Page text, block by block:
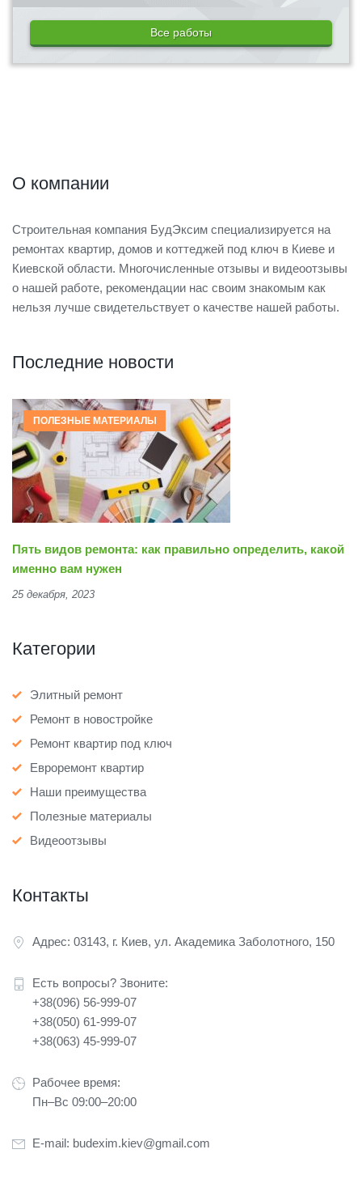
Все работы
О компании
Строительная компания БудЭксим специализируется на
ремонтах квартир, домов и коттеджей под ключ в Киеве и
Киевской области. Многочисленные отзывы и видеоотзывы
о нашей работе, рекомендации нас своим знакомым как
нельзя лучше свидетельствует о качестве нашей работы.
Последние новости
ПОЛЕЗНЫЕ МАТЕРИАЛЫ
Пять видов ремонта: как правильно определить, какой
именно вам нужен
25 декабря, 2023
Категории
Элитный ремонт
Ремонт в новостройке
Ремонт квартир под ключ
Евроремонт квартир
Наши преимущества
Полезные материалы
Видеоотзывы
Контакты
Адрес: 03143, г. Киев, ул. Академика Заболотного, 150
Есть вопросы? Звоните:
+38(096) 56-999-07
+38(050) 61-999-07
+38(063) 45-999-07
Рабочее время:
Пн–Вс 09:00–20:00
E-mail: budexim.kiev@gmail.com